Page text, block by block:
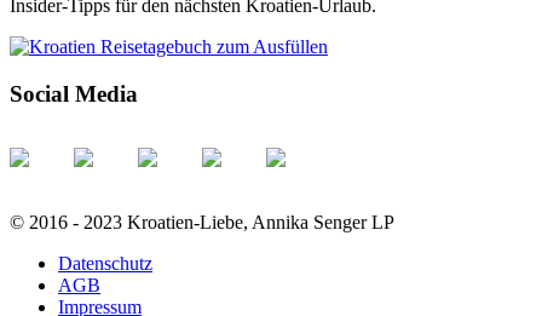
Insider-Tipps für den nächsten Kroatien-Urlaub.
Social Media
© 2016 - 2023 Kroatien-Liebe, Annika Senger LP
Datenschutz
AGB
Impressum